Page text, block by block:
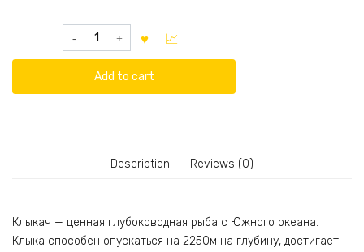
Клыкач
Свежемороженый
Add to cart
Description Reviews (0)
Клыкач — ценная глубоководная рыба с Южного океана.
Клыка способен опускаться на 2250м на глубину, достигает